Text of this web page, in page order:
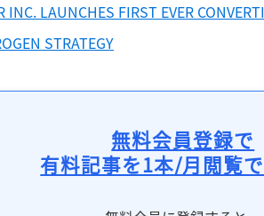
INC. LAUNCHES FIRST EVER
STRATEGY
無料会員登録で
有料記事を1本/月閲覧